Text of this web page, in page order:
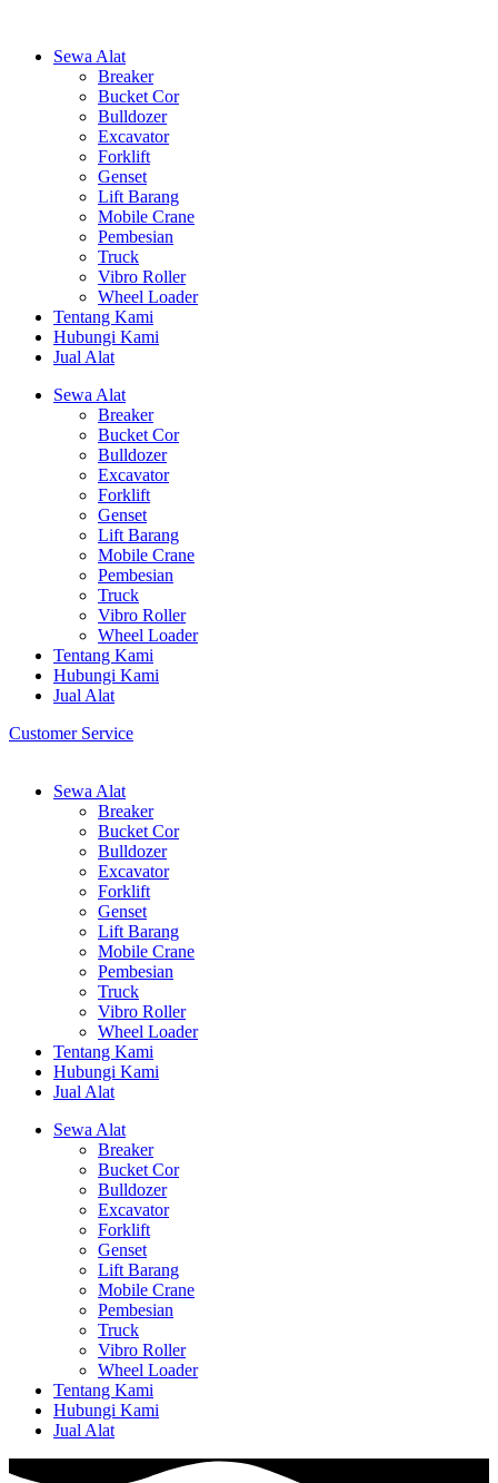
Sewa Alat
Breaker
Bucket Cor
Bulldozer
Excavator
Forklift
Genset
Lift Barang
Mobile Crane
Pembesian
Truck
Vibro Roller
Wheel Loader
Tentang Kami
Hubungi Kami
Jual Alat
Sewa Alat
Breaker
Bucket Cor
Bulldozer
Excavator
Forklift
Genset
Lift Barang
Mobile Crane
Pembesian
Truck
Vibro Roller
Wheel Loader
Tentang Kami
Hubungi Kami
Jual Alat
Customer Service
Sewa Alat
Breaker
Bucket Cor
Bulldozer
Excavator
Forklift
Genset
Lift Barang
Mobile Crane
Pembesian
Truck
Vibro Roller
Wheel Loader
Tentang Kami
Hubungi Kami
Jual Alat
Sewa Alat
Breaker
Bucket Cor
Bulldozer
Excavator
Forklift
Genset
Lift Barang
Mobile Crane
Pembesian
Truck
Vibro Roller
Wheel Loader
Tentang Kami
Hubungi Kami
Jual Alat